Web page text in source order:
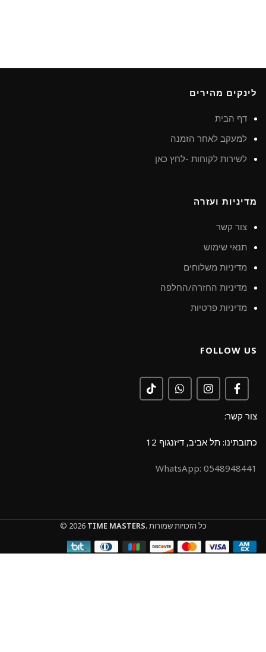
לינקים מהירים
דף הבית
למעקב לאחר הזמנה
לשירות לקוחות -לחץ כאן
מדיניות ועזרה
צור קשר
תנאי שימוש
מדיניות משלוחים
מדיניות החזרה/החלפה
מדיניות פרטיות
FOLLOW US
צור קשר:
כתובתינו: תל אביב, דיזנגוף 12
0548948441 :WhatsApp
© 2026 TIME MASTERS.כל הזכויות שמורות